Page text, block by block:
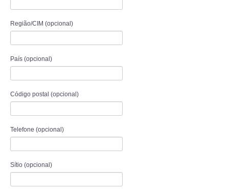
Região/CIM (opcional)
País (opcional)
Código postal (opcional)
Telefone (opcional)
Sítio (opcional)